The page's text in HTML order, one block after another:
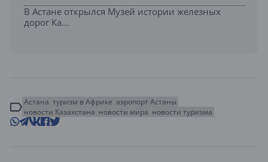
В Астане открылся Музей истории железных
дорог Ка...
Астана туризм в Африке аэропорт Астаны
новости Казахстана новости мира новости туризма